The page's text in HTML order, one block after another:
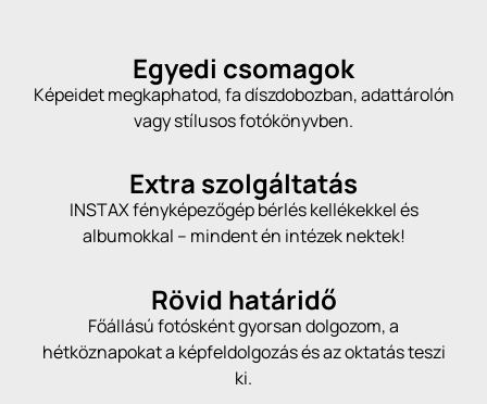
Egyedi csomagok
Képeidet megkaphatod, fa díszdobozban, adattárolón
vagy stílusos fotókönyvben.
Extra szolgáltatás
INSTAX fényképezőgép bérlés kellékekkel és
albumokkal – mindent én intézek nektek!
Rövid határidő
Főállású fotósként gyorsan dolgozom, a
hétköznapokat a képfeldolgozás és az oktatás teszi
ki.